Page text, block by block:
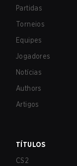
Partidas
Torneios
Equipes
Jogadores
Notícias
Authors
Artigos
TÍTULOS
CS2